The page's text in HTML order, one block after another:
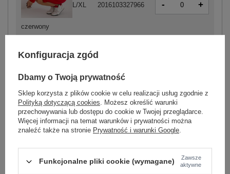
czerwony
L/XL 2016103327966 - +
ciemny różowy
L/XL 2016103328062 -
Konfiguracja zgód
Dbamy o Twoją prywatność
Sklep korzysta z plików cookie w celu realizacji usług zgodnie z
Polityką dotyczącą cookies. Możesz określić warunki
przechowywania lub dostępu do cookie w Twojej przeglądarce.
Więcej informacji na temat warunków i prywatności można
znaleźć także na stronie Prywatność i warunki Google.
Funkcjonalne pliki cookie (wymagane)
Zawsze
aktywne